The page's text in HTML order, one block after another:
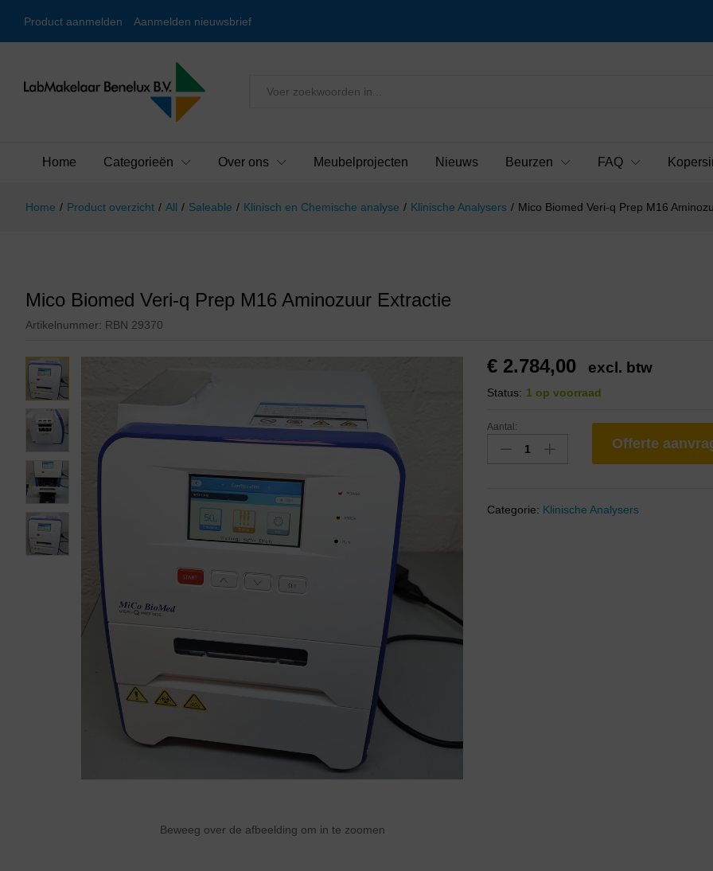
Product aanmelden Aanmelden nieuwsbrief
Alles
Home Categorieën Over ons Meubelprojecten Nieuws Beurzen FAQ
Home / Product overzicht / All / Saleable / Klinisch en Chemische analyse / Klinische Analysers / Mico Biomed Veri-q Prep M16
Mico Biomed Veri-q Prep M16 Aminozuur Extractie
Artikelnummer: RBN 29370
Beweeg over de afbeelding om in te zoomen
€ 2.784,00 excl. btw
Status: 1 op voorraad
Aantal:
Offerte
Categorie: Klinische Analysers